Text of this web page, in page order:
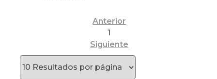
Anterior
1
Siguiente